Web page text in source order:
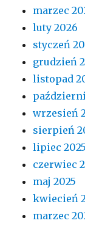
marzec
luty 2026
styczeń
grudzień
listopad
wrzesień
sierpień
lipiec 2025
czerwiec
maj 2025
kwiecień
marzec